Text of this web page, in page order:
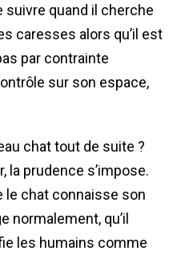
suivre quand il cherche
caresses alors qu’il est
par contrainte
sur son espace,
chat tout de suite ?
la prudence s’impose.
le chat connaisse son
normalement, qu’il
les humains comme